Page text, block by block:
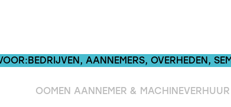
AANNEMERS, OVERHEDEN,
OOMEN AANNEMER & MACHINEVERHUUR